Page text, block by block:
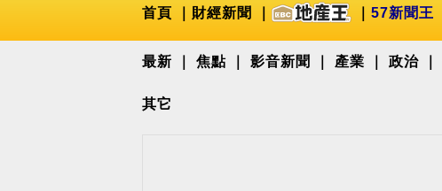
首頁 財經新聞 57新聞王
最新 焦點 影音新聞 產業 政治
其它